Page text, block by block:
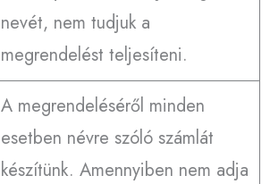
nevét, nem tudjuk a
megrendelést teljesíteni.
A megrendeléséről minden
esetben névre szóló számlát
készítünk. Amennyiben nem adja